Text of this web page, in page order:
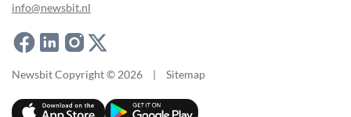
info@newsbit.nl
Newsbit Copyright © 2026 | Sitemap